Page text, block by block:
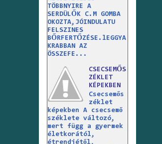
TÖBBNYIRE A
SERDÜLŐK C.M GOMBA
OKOZTA,JÓINDULATU
FELSZINES
BŐRFERTŐZÉSE.lEGGYA
KRABBAN AZ
ÖSSZEFE...
CSECSEMŐS
ZÉKLET
KÉPEKBEN
Csecsemős
zéklet
képekben A csecsemő
széklete változó,
mert függ a gyermek
életkorától,